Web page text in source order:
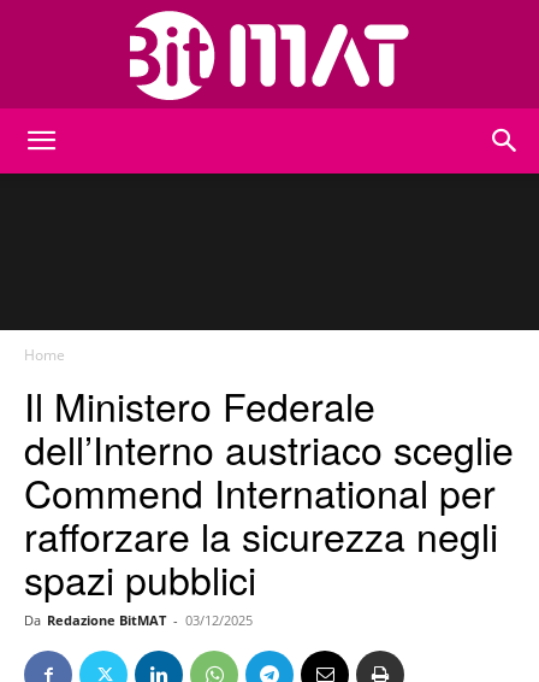
Home
Il Ministero Federale
dell’Interno austriaco sceglie
Commend International per
rafforzare la sicurezza negli
spazi pubblici
Da Redazione BitMAT - 03/12/2025